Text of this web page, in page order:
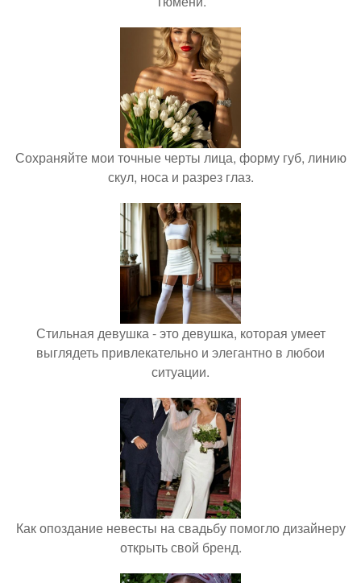
Сохраняйте мои точные черты лица, форму губ, линию
скул, носа и разрез глаз.
Стильная девушка - это девушка, которая умеет
выглядеть привлекательно и элегантно в любои
ситуации.
Как опоздание невесты на свадьбу помогло дизайнеру
открыть свой бренд.